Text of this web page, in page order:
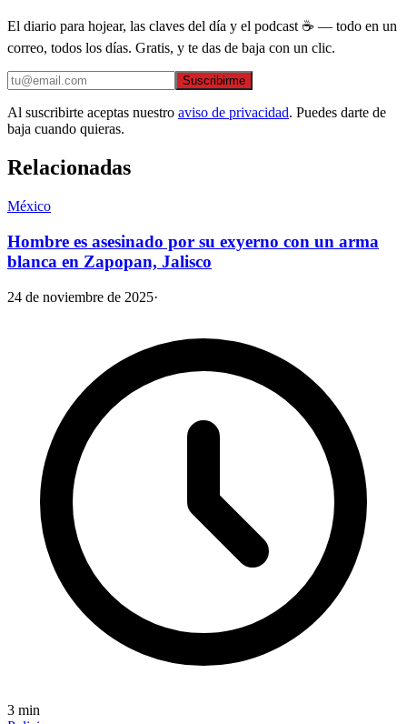
El diario para hojear, las claves del día y el podcast ☕ — todo en un
correo, todos los días. Gratis, y te das de baja con un clic.
Suscribirme
Al suscribirte aceptas nuestro aviso de privacidad. Puedes darte de
baja cuando quieras.
Relacionadas
México
Hombre es asesinado por su exyerno con un arma
blanca en Zapopan, Jalisco
24 de noviembre de 2025·
3 min